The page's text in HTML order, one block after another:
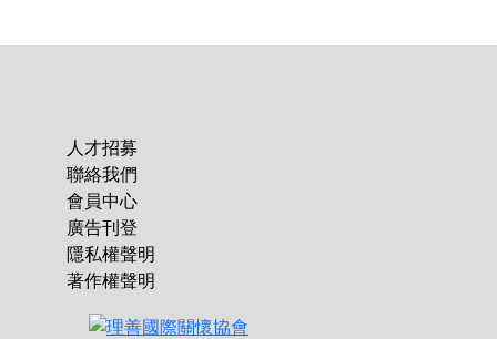
人才招募
聯絡我們
會員中心
廣告刊登
隱私權聲明
著作權聲明